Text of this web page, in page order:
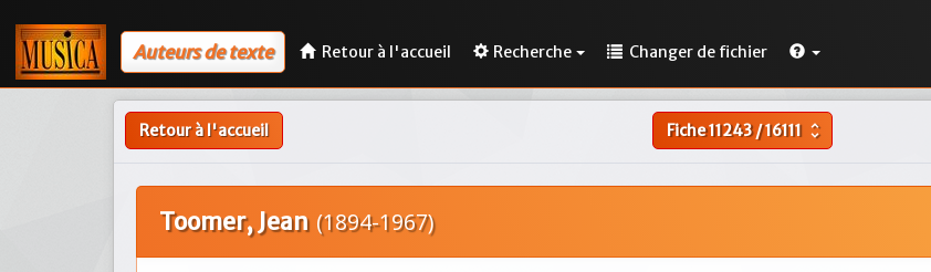
Auteurs de texte Retour à l'accueil Recherche Changer de fichier
Retour à l'accueil Fiche11243/16111 unfold_more
Toomer, Jean (1894-1967)